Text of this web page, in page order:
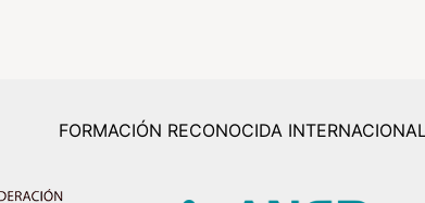
FORMACIÓN RECONOCIDA